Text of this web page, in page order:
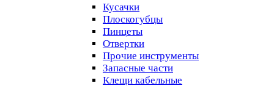
Кусачки
Плоскогубцы
Пинцеты
Отвертки
Прочие инструменты
Запасные части
Клещи кабельные